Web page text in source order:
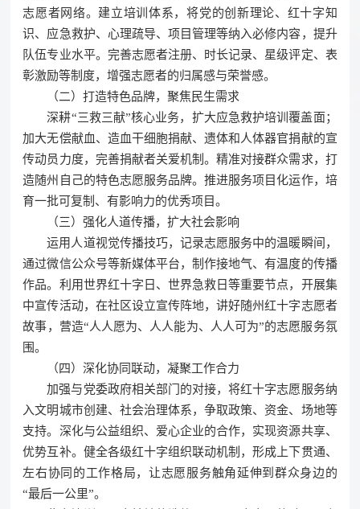
志愿者网络。建立培训体系，将党的创新理论、红十字知
识、应急救护、心理疏导、项目管理等纳入必修内容，提升
队伍专业水平。完善志愿者注册、时长记录、星级评定、表
彰激励等制度，增强志愿者的归属感与荣誉感。
（二）打造特色品牌，聚焦民生需求
深耕“三救三献”核心业务，扩大应急救护培训覆盖面；
加大无偿献血、造血干细胞捐献、遗体和人体器官捐献的宣
传动员力度，完善捐献者关爱机制。精准对接群众需求，打
造随州自己的特色志愿服务品牌。推进服务项目化运作，培
育一批可复制、有影响力的优秀项目。
（三）强化人道传播，扩大社会影响
运用人道视觉传播技巧，记录志愿服务中的温暖瞬间，
通过微信公众号等新媒体平台，制作接地气、有温度的传播
作品。利用世界红十字日、世界急救日等重要节点，开展集
中宣传活动，在社区设立宣传阵地，讲好随州红十字志愿者
故事，营造“人人愿为、人人能为、人人可为”的志愿服务氛
围。
（四）深化协同联动，凝聚工作合力
加强与党委政府相关部门的对接，将红十字志愿服务纳
入文明城市创建、社会治理体系，争取政策、资金、场地等
支持。深化与公益组织、爱心企业的合作，实现资源共享、
优势互补。健全各级红十字组织联动机制，形成上下贯通、
左右协同的工作格局，让志愿服务触角延伸到群众身边的
“最后一公里”。